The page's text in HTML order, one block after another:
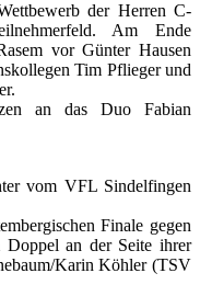
der Herren C-
Am Ende
vor Günter Hausen
Tim Pflieger und
an das Duo Fabian
vom VFL Sindelfingen
Finale gegen
an der Seite ihrer
Karin Köhler (TSV